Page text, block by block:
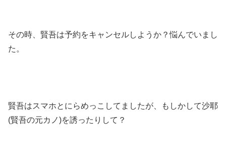
その時、賢吾は予約をキャンセルしようか？悩んでいまし
た。
賢吾はスマホとにらめっこしてましたが、もしかして沙耶
(賢吾の元カノ)を誘ったりして？